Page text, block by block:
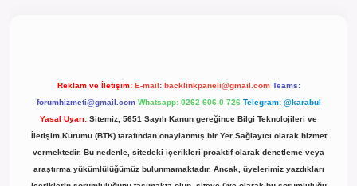
Reklam ve İletişim: E-mail: backlinkpaneli@gmail.com Teams:
forumhizmeti@gmail.com Whatsapp: 0262 606 0 726 Telegram: @karabul
Yasal Uyarı: Sitemiz, 5651 Sayılı Kanun gereğince Bilgi Teknolojileri ve
İletişim Kurumu (BTK) tarafından onaylanmış bir Yer Sağlayıcı olarak hizmet
vermektedir. Bu nedenle, sitedeki içerikleri proaktif olarak denetleme veya
araştırma yükümlülüğümüz bulunmamaktadır. Ancak, üyelerimiz yazdıkları